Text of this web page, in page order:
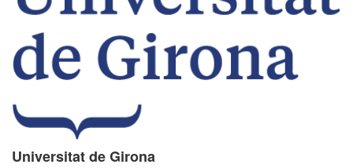
Universitat de Girona